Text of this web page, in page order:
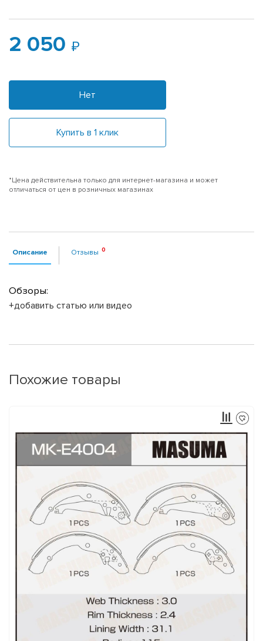
2 050
Нет
Купить в 1 клик
*Цена действительна только для интернет-магазина и может
отличаться от цен в розничных магазинах
Описание Отзывы
Обзоры:
+добавить статью или видео
Похожие товары